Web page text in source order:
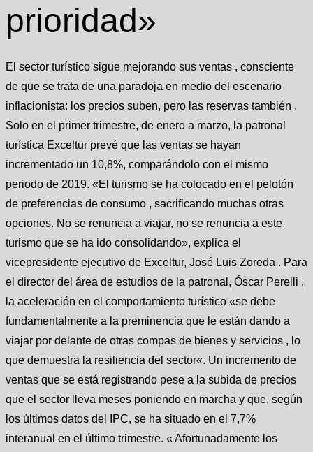
prioridad»
El sector turístico sigue mejorando sus ventas , consciente
de que se trata de una paradoja en medio del escenario
inflacionista: los precios suben, pero las reservas también .
Solo en el primer trimestre, de enero a marzo, la patronal
turística Exceltur prevé que las ventas se hayan
incrementado un 10,8%, comparándolo con el mismo
periodo de 2019. «El turismo se ha colocado en el pelotón
de preferencias de consumo , sacrificando muchas otras
opciones. No se renuncia a viajar, no se renuncia a este
turismo que se ha ido consolidando», explica el
vicepresidente ejecutivo de Exceltur, José Luis Zoreda . Para
el director del área de estudios de la patronal, Óscar Perelli ,
la aceleración en el comportamiento turístico «se debe
fundamentalmente a la preminencia que le están dando a
viajar por delante de otras compas de bienes y servicios , lo
que demuestra la resiliencia del sector«. Un incremento de
ventas que se está registrando pese a la subida de precios
que el sector lleva meses poniendo en marcha y que, según
los últimos datos del IPC, se ha situado en el 7,7%
interanual en el último trimestre. « Afortunadamente los